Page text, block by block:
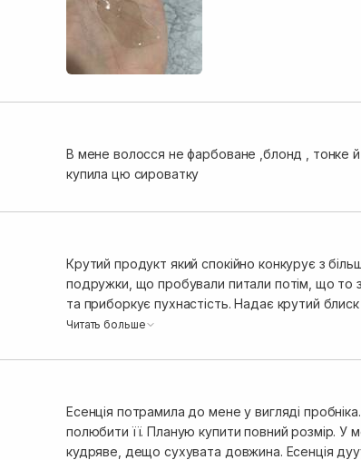
В мене волосся не фарбоване ,блонд , тонке
купила цю сироватку
Крутий продукт який спокійно конкурує з
подружки, що пробували питали потім, що то
та приборкує пухнастість. Надає крутий
приємно, як і всі продукти Moremo. Якщо
Читать больше
Есенція потрамила до мене у вигляді
полюбити її. Планую купити повний розмір. У
кудряве, дещо сухувата довжина. Есенція